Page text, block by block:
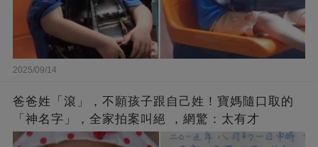
2025/09/14
爸爸姓「滾」，不願孩子跟自己姓！寶媽隨口取的
「神名字」，全家拍案叫絕 ，網驚：太有才